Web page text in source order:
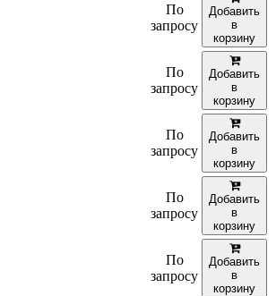
По
запросу
Добавить
в
корзину
По
запросу
Добавить
в
корзину
По
запросу
Добавить
в
корзину
По
запросу
Добавить
в
корзину
По
запросу
Добавить
в
корзину